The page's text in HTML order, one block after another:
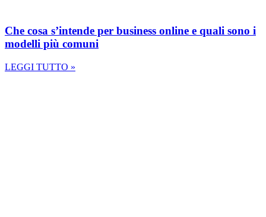
Che cosa s’intende per business online e quali sono i
modelli più comuni
LEGGI TUTTO »